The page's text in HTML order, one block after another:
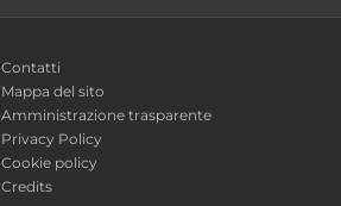
Contatti
Mappa del sito
Amministrazione trasparente
Privacy Policy
Cookie policy
Credits